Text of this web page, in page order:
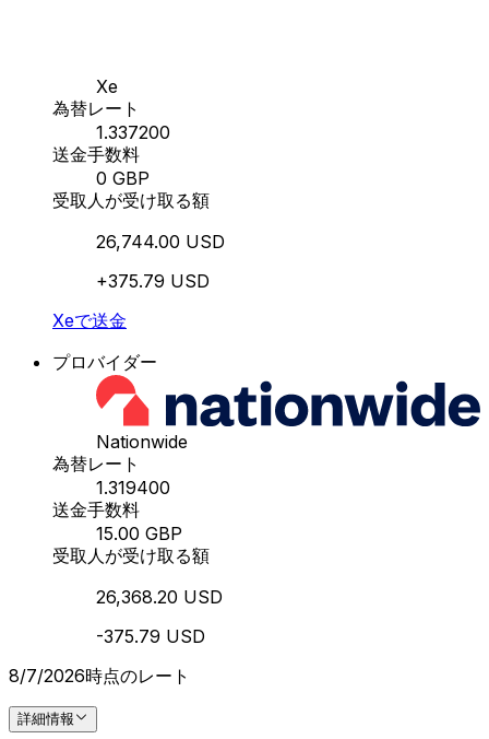
Xe
為替レート
1.337200
送金手数料
0 GBP
受取人が受け取る額
26,744.00 USD
+375.79 USD
Xeで送金
プロバイダー
Nationwide
為替レート
1.319400
送金手数料
15.00 GBP
受取人が受け取る額
26,368.20 USD
-375.79 USD
8/7/2026時点のレート
詳細情報